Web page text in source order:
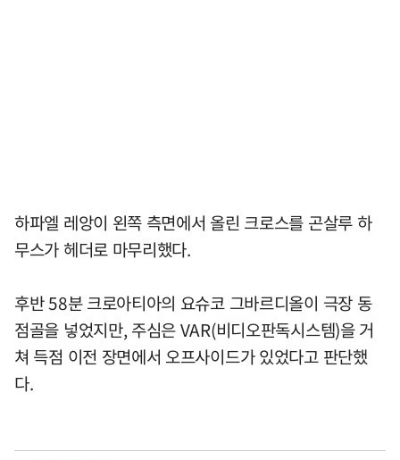
하파엘 레앙이 왼쪽 측면에서 올린 크로스를 곤살루 하
무스가 헤더로 마무리했다.
후반 58분 크로아티아의 요슈코 그바르디올이 극장 동
점골을 넣었지만, 주심은 VAR(비디오판독시스템)을 거
쳐 득점 이전 장면에서 오프사이드가 있었다고 판단했
다.